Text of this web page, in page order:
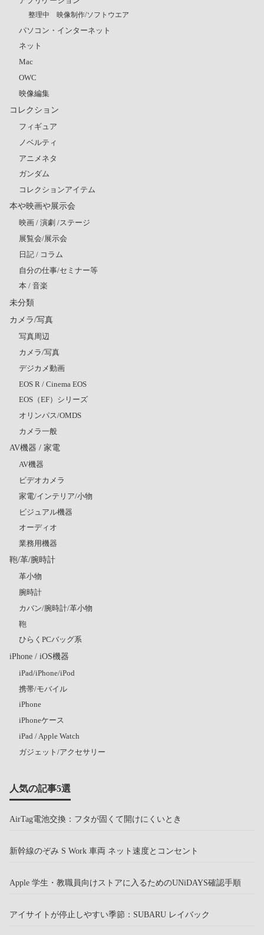
整理中 映像制作/ソフトウエア
パソコン・インターネット
ネット
Mac
OWC
映像編集
コレクション
フィギュア
ノベルティ
アニメネタ
ガンダム
コレクションアイテム
本や映画や展示会
映画 / 演劇 /ステージ
展覧会/展示会
日記 / コラム
自分の仕事/セミナー等
本 / 音楽
未分類
カメラ/写真
写真周辺
カメラ/写真
デジカメ動画
EOS R / Cinema EOS
EOS（EF）シリーズ
オリンパス/OMDS
カメラ一般
AV機器 / 家電
AV機器
ビデオカメラ
家電/インテリア/小物
ビジュアル機器
オーディオ
業務用機器
鞄/革/腕時計
革小物
腕時計
カバン/腕時計/革小物
鞄
ひらくPCバッグ系
iPhone / iOS機器
iPad/iPhone/iPod
携帯/モバイル
iPhone
iPhoneケース
iPad / Apple Watch
ガジェット/アクセサリー
人気の記事5選
AirTag電池交換：フタが固くて開けにくいとき
新幹線のぞみ S Work 車両 ネット速度とコンセント
Apple 学生・教職員向けストアに入るためのUNiDAYS確認手順
アイサイトが停止しやすい季節：SUBARU レイバック